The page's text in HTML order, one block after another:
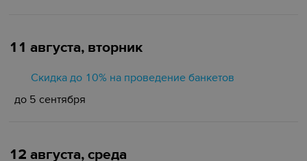
11 августа, вторник
Скидка до 10% на проведение банкетов
до 5 сентября
12 августа, среда